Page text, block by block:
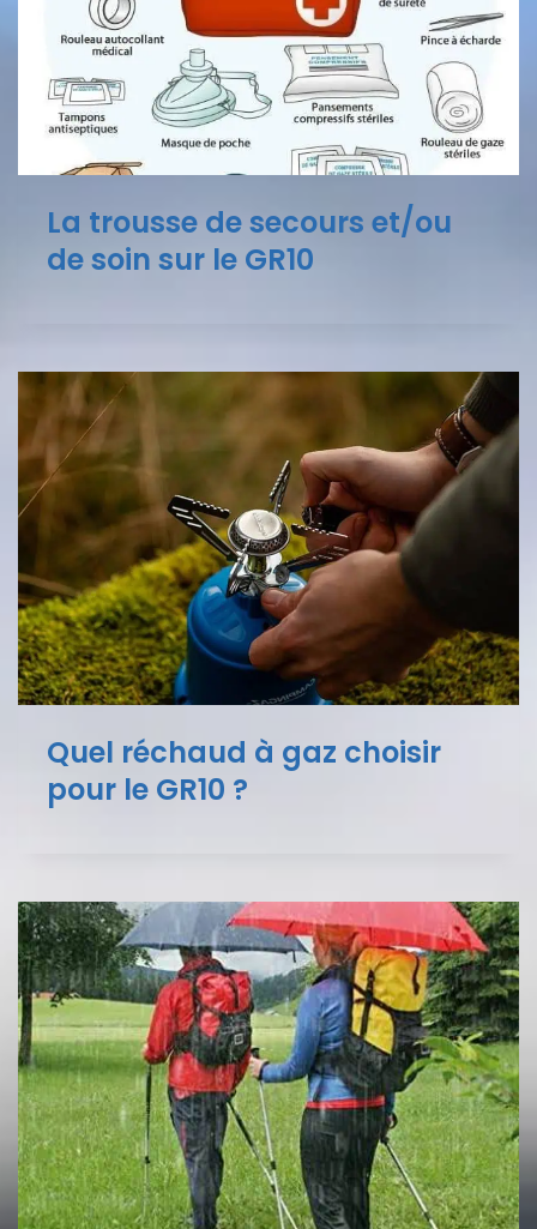
La trousse de secours et/ou
de soin sur le GR10
Quel réchaud à gaz choisir
pour le GR10 ?